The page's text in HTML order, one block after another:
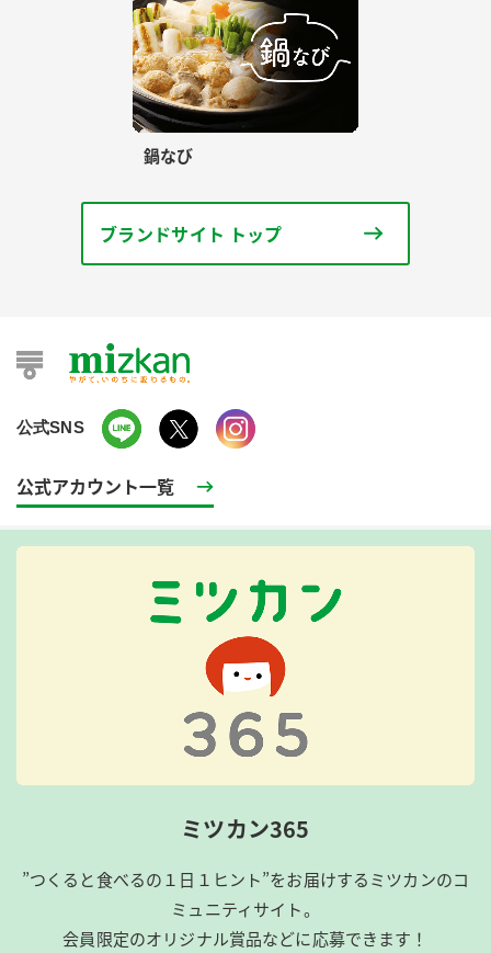
鍋なび
ブランドサイト トップ
公式SNS
公式アカウント一覧
ミツカン365
”つくると食べるの１日１ヒント”をお届けするミツカンのコ
ミュニティサイト。
会員限定のオリジナル賞品などに応募できます！